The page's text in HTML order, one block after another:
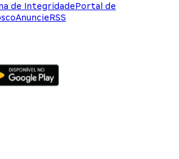
de IntegridadePortal de
AnuncieRSS